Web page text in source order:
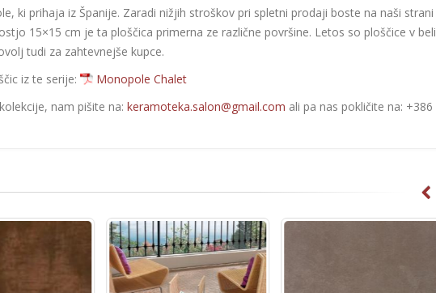
ki prihaja iz Španije. Zaradi nižjih stroškov pri spletni prodaji boste na naši strani
15×15 cm je ta ploščica primerna ze različne površine. Letos so ploščice v beli
tudi za zahtevnejše kupce.
iz te serije:
Monopole Chalet
nam pišite na: keramoteka.salon@gmail.com ali pa nas pokličite na: +386